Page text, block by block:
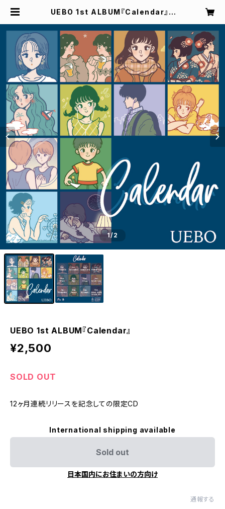
UEBO 1st ALBUM『Calendar』 |
1/2
UEBO 1st ALBUM『Calendar』
¥2,500
SOLD OUT
12ヶ月連続リリースを記念しての限定CD
International shipping available
Sold out
日本国内にお住まいの方向け
通報する